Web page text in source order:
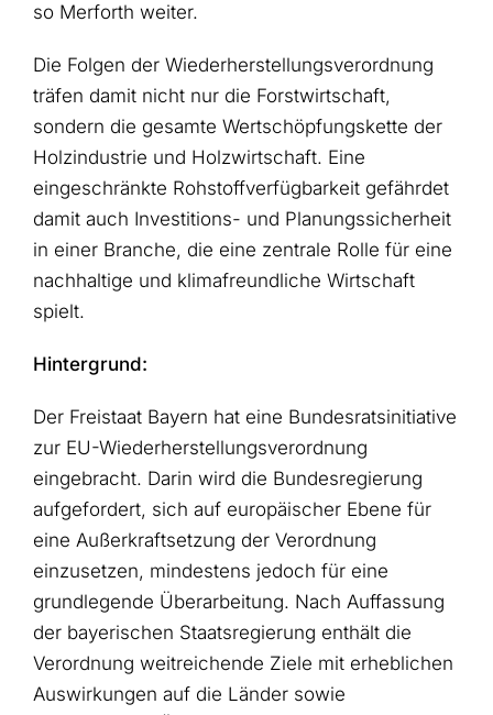
so Merforth weiter.
Die Folgen der Wiederherstellungsverordnung
träfen damit nicht nur die Forstwirtschaft,
sondern die gesamte Wertschöpfungskette der
Holzindustrie und Holzwirtschaft. Eine
eingeschränkte Rohstoffverfügbarkeit gefährdet
damit auch Investitions- und Planungssicherheit
in einer Branche, die eine zentrale Rolle für eine
nachhaltige und klimafreundliche Wirtschaft
spielt.
Hintergrund:
Der Freistaat Bayern hat eine Bundesratsinitiative
zur EU-Wiederherstellungsverordnung
eingebracht. Darin wird die Bundesregierung
aufgefordert, sich auf europäischer Ebene für
eine Außerkraftsetzung der Verordnung
einzusetzen, mindestens jedoch für eine
grundlegende Überarbeitung. Nach Auffassung
der bayerischen Staatsregierung enthält die
Verordnung weitreichende Ziele mit erheblichen
Auswirkungen auf die Länder sowie